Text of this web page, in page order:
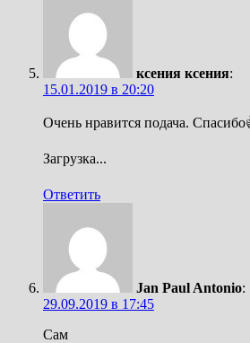
ксения ксения:
15.01.2019 в 20:20
Очень нравится подача.
Загрузка...
Ответить
Jan Paul Antonio:
29.09.2019 в 17:45
Сам